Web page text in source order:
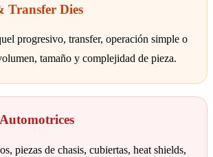
Transfer Dies
progresivo, transfer, operación simple o
tamaño y complejidad de pieza.
piezas de chasis, cubiertas, heat shields,